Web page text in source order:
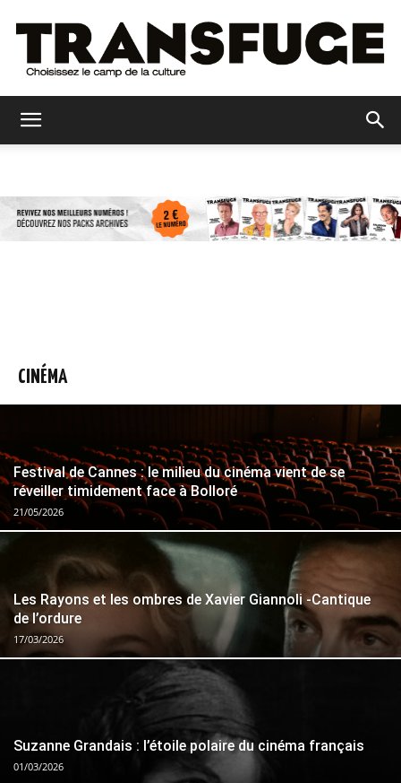
CINÉMA
Festival de Cannes : le milieu du cinéma vient de se
réveiller timidement face à Bolloré
21/05/2026
Les Rayons et les ombres de Xavier Giannoli -Cantique
de l’ordure
17/03/2026
Suzanne Grandais : l’étoile polaire du cinéma français
01/03/2026